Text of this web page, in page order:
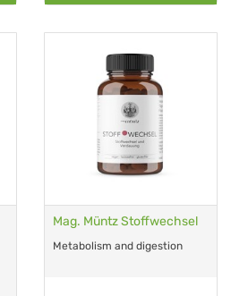
Mag. Müntz Stoffwechsel
Metabolism and digestion